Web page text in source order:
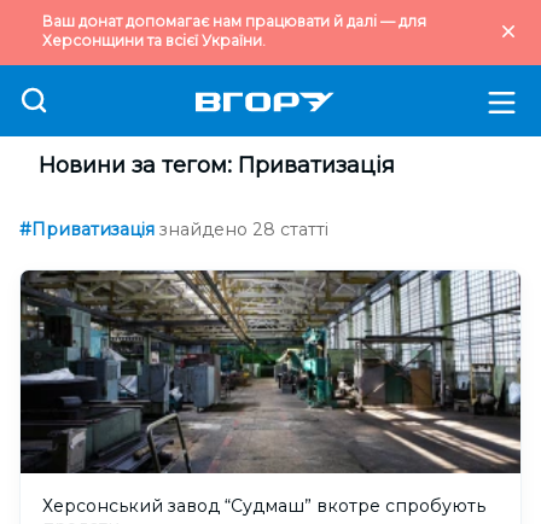
Ваш донат допомагає нам працювати й далі — для
Херсонщини та всієї України.
Новини за тегом: Приватизація
#Приватизація знайдено 28 статті
Херсонський завод “Судмаш” вкотре спробують